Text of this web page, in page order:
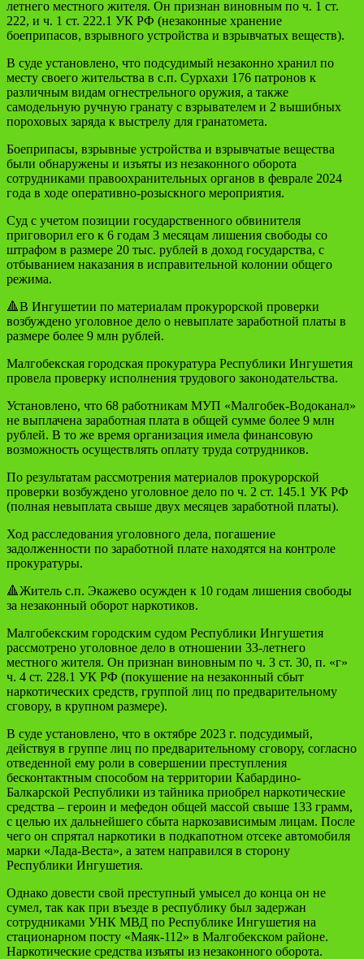
летнего местного жителя. Он признан виновным по ч. 1 ст.
222, и ч. 1 ст. 222.1 УК РФ (незаконные хранение
боеприпасов, взрывного устройства и взрывчатых веществ).
В суде установлено, что подсудимый незаконно хранил по
месту своего жительства в с.п. Сурхахи 176 патронов к
различным видам огнестрельного оружия, а также
самодельную ручную гранату с взрывателем и 2 вышибных
пороховых заряда к выстрелу для гранатомета.
Боеприпасы, взрывные устройства и взрывчатые вещества
были обнаружены и изъяты из незаконного оборота
сотрудниками правоохранительных органов в феврале 2024
года в ходе оперативно-розыскного мероприятия.
Суд с учетом позиции государственного обвинителя
приговорил его к 6 годам 3 месяцам лишения свободы со
штрафом в размере 20 тыс. рублей в доход государства, с
отбыванием наказания в исправительной колонии общего
режима.
🔺В Ингушетии по материалам прокурорской проверки
возбуждено уголовное дело о невыплате заработной платы в
размере более 9 млн рублей.
Малгобекская городская прокуратура Республики Ингушетия
провела проверку исполнения трудового законодательства.
Установлено, что 68 работникам МУП «Малгобек-Водоканал»
не выплачена заработная плата в общей сумме более 9 млн
рублей. В то же время организация имела финансовую
возможность осуществлять оплату труда сотрудников.
По результатам рассмотрения материалов прокурорской
проверки возбуждено уголовное дело по ч. 2 ст. 145.1 УК РФ
(полная невыплата свыше двух месяцев заработной платы).
Ход расследования уголовного дела, погашение
задолженности по заработной плате находятся на контроле
прокуратуры.
🔺Житель с.п. Экажево осужден к 10 годам лишения свободы
за незаконный оборот наркотиков.
Малгобекским городским судом Республики Ингушетия
рассмотрено уголовное дело в отношении 33-летнего
местного жителя. Он признан виновным по ч. 3 ст. 30, п. «г»
ч. 4 ст. 228.1 УК РФ (покушение на незаконный сбыт
наркотических средств, группой лиц по предварительному
сговору, в крупном размере).
В суде установлено, что в октябре 2023 г. подсудимый,
действуя в группе лиц по предварительному сговору, согласно
отведенной ему роли в совершении преступления
бесконтактным способом на территории Кабардино-
Балкарской Республики из тайника приобрел наркотические
средства – героин и мефедон общей массой свыше 133 грамм,
с целью их дальнейшего сбыта наркозависимым лицам. После
чего он спрятал наркотики в подкапотном отсеке автомобиля
марки «Лада-Веста», а затем направился в сторону
Республики Ингушетия.
Однако довести свой преступный умысел до конца он не
сумел, так как при въезде в республику был задержан
сотрудниками УНК МВД по Республике Ингушетия на
стационарном посту «Маяк-112» в Малгобекском районе.
Наркотические средства изъяты из незаконного оборота.